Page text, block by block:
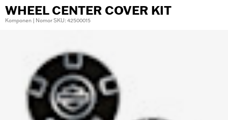
WHEEL CENTER COVER KIT
Komponen | Nomor SKU: 42500015